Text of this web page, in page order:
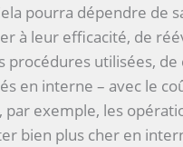
pourra dépendre de
à leur efficacité, de
utilisées, de
en interne – avec le
exemple, les
bien plus cher en